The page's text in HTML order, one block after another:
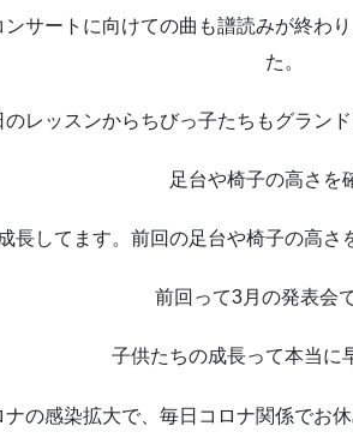
サートに向けての曲も譜読みが終わ
た。
のレッスンからちびっ子たちもグラン
足台や椅子の高さを
長してます。前回の足台や椅子の高さ
前回って3月の発表会
子供たちの成長って本当に
ナの感染拡大で、毎日コロナ関係でお